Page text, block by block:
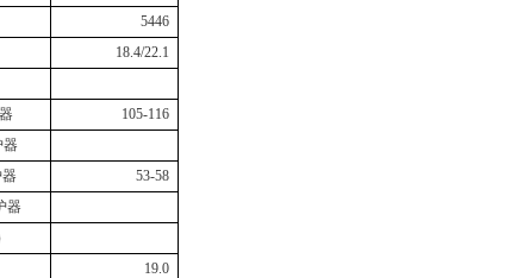
5446
18.4/22.1
105-116
器
器
53-58
器
19.0